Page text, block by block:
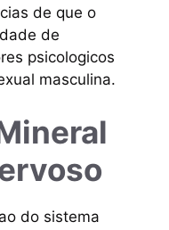
de que o
de
psicologicos
masculina.
do sistema